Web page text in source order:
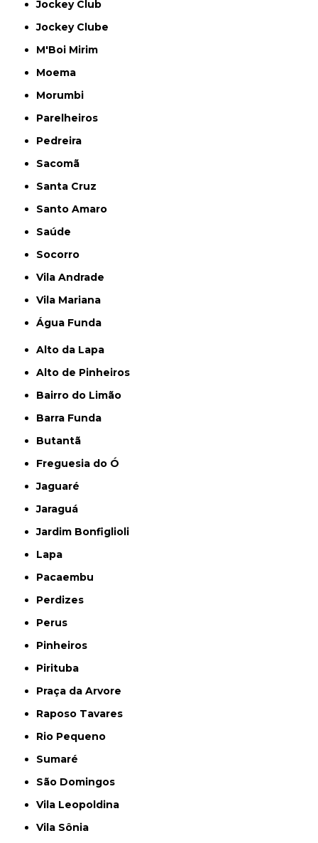
Jockey Club
Jockey Clube
M'Boi Mirim
Moema
Morumbi
Parelheiros
Pedreira
Sacomã
Santa Cruz
Santo Amaro
Saúde
Socorro
Vila Andrade
Vila Mariana
Água Funda
Alto da Lapa
Alto de Pinheiros
Bairro do Limão
Barra Funda
Butantã
Freguesia do Ó
Jaguaré
Jaraguá
Jardim Bonfiglioli
Lapa
Pacaembu
Perdizes
Perus
Pinheiros
Pirituba
Praça da Arvore
Raposo Tavares
Rio Pequeno
Sumaré
São Domingos
Vila Leopoldina
Vila Sônia